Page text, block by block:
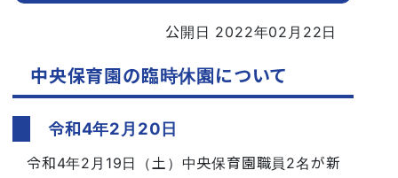
公開日 2022年02月22日
中央保育園の臨時休園について
令和4年2月20日
令和4年2月19日（土）中央保育園職員2名が新